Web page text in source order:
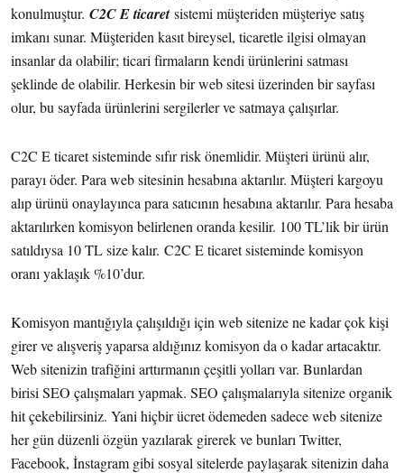
konulmuştur. C2C E ticaretsistemi müşteriden müşteriye satış
imkanı sunar. Müşteriden kasıt bireysel, ticaretle ilgisi olmayan
insanlar da olabilir; ticari firmaların kendi ürünlerini satması
şeklinde de olabilir. Herkesin bir web sitesi üzerinden bir sayfası
olur, bu sayfada ürünlerini sergilerler ve satmaya çalışırlar.
C2C E ticaret sisteminde sıfır risk önemlidir. Müşteri ürünü alır,
parayı öder. Para web sitesinin hesabına aktarılır. Müşteri kargoyu
alıp ürünü onaylayınca para satıcının hesabına aktarılır. Para hesaba
aktarılırken komisyon belirlenen oranda kesilir. 100 TL’lik bir ürün
satıldıysa 10 TL size kalır. C2C E ticaret sisteminde komisyon
oranı yaklaşık %10’dur.
Komisyon mantığıyla çalışıldığı için web sitenize ne kadar çok kişi
girer ve alışveriş yaparsa aldığınız komisyon da o kadar artacaktır.
Web sitenizin trafiğini arttırmanın çeşitli yolları var. Bunlardan
birisi SEO çalışmaları yapmak. SEO çalışmalarıyla sitenize organik
hit çekebilirsiniz. Yani hiçbir ücret ödemeden sadece web sitenize
her gün düzenli özgün yazılarak girerek ve bunları Twitter,
Facebook, İnstagram gibi sosyal sitelerde paylaşarak sitenizin daha